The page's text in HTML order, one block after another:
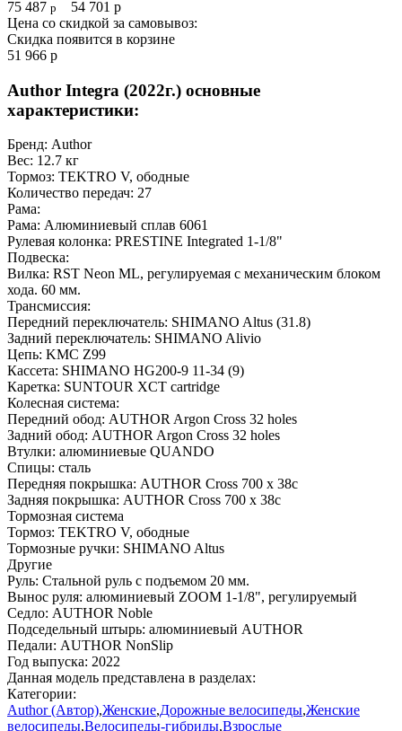
75 487 р 54 701 р
Цена со скидкой за самовывоз:
Скидка появится в корзине
51 966 р
Author Integra (2022г.) основные
характеристики:
Бренд: Author
Вес: 12.7 кг
Тормоз: TEKTRO V, ободные
Количество передач: 27
Рама:
Рама: Алюминиевый сплав 6061
Рулевая колонка: PRESTINE Integrated 1-1/8"
Подвеска:
Вилка: RST Neon ML, регулируемая с механическим блоком
хода. 60 мм.
Трансмиссия:
Передний переключатель: SHIMANO Altus (31.8)
Задний переключатель: SHIMANO Alivio
Цепь: KMC Z99
Кассета: SHIMANO HG200-9 11-34 (9)
Каретка: SUNTOUR XCT cartridge
Колесная система:
Передний обод: AUTHOR Argon Cross 32 holes
Задний обод: AUTHOR Argon Cross 32 holes
Втулки: алюминиевые QUANDO
Спицы: сталь
Передняя покрышка: AUTHOR Cross 700 x 38c
Задняя покрышка: AUTHOR Cross 700 x 38c
Тормозная система
Тормоз: TEKTRO V, ободные
Тормозные ручки: SHIMANO Altus
Другие
Руль: Стальной руль с подъемом 20 мм.
Вынос руля: алюминиевый ZOOM 1-1/8", регулируемый
Седло: AUTHOR Noble
Подседельный штырь: алюминиевый AUTHOR
Педали: AUTHOR NonSlip
Год выпуска: 2022
Данная модель представлена в разделах:
Категории:
Author (Автор),Женские,Дорожные велосипеды,Женские
велосипеды,Велосипеды-гибриды,Взрослые